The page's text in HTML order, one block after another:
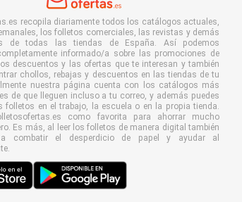
recopila diariamente todos los catálogos actuales,
los folletos comerciales, las revistas y demás
de todas las tiendas de España. Así podemos
informado/a sobre las promociones de
descuentos y las ofertas que te interesan y también
chollos, rebajas y descuentos en las tiendas de tu
nuestra página cuenta con los catálogos más
de que lleguen incluso a tu correo, y además puedes
folletos en el trabajo, la escuela o en la propia tienda.
como favorita para ahorrar mucho
Es más, al leer los folletos de manera digital también
a combatir el desperdicio de papel y ayudar al